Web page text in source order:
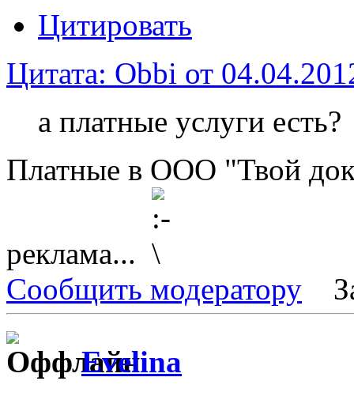
Цитировать
Цитата: Obbi от
а платные услуги есть?
Платные в ООО "Твой
реклама...
Сообщить модератору
Evelina